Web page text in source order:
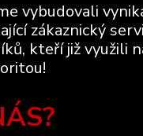
vybudovali
zákaznický
kteří již využili